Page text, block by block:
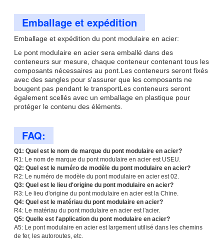
Emballage et expédition
Emballage et expédition du pont modulaire en acier:
Le pont modulaire en acier sera emballé dans des
conteneurs sur mesure, chaque conteneur contenant tous les
composants nécessaires au pont.Les conteneurs seront fixés
avec des sangles pour s'assurer que les composants ne
bougent pas pendant le transportLes conteneurs seront
également scellés avec un emballage en plastique pour
protéger le contenu des éléments.
FAQ:
Q1: Quel est le nom de marque du pont modulaire en acier?
R1: Le nom de marque du pont modulaire en acier est USEU.
Q2: Quel est le numéro de modèle du pont modulaire en acier?
R2: Le numéro de modèle du pont modulaire en acier est 02.
Q3: Quel est le lieu d'origine du pont modulaire en acier?
R3: Le lieu d'origine du pont modulaire en acier est la Chine.
Q4: Quel est le matériau du pont modulaire en acier?
R4: Le matériau du pont modulaire en acier est l'acier.
Q5: Quelle est l'application du pont modulaire en acier?
A5: Le pont modulaire en acier est largement utilisé dans les chemins
de fer, les autoroutes, etc.